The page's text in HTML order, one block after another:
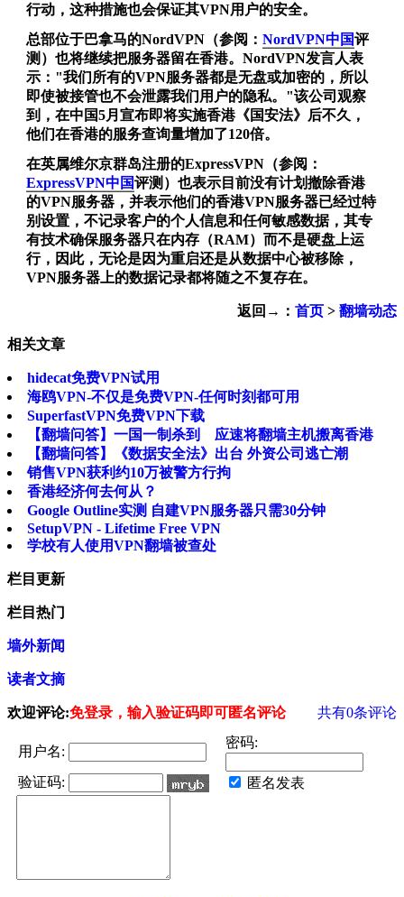
行动，这种措施也会保证其VPN用户的安全。
总部位于巴拿马的NordVPN （参阅： NordVPN中国评
测）也将继续把服务器留在香港。NordVPN发言人表
示："我们所有的VPN服务器都是无盘或加密的，所以
即使被接管也不会泄露我们用户的隐私。"该公司观察
到，在中国5月宣布即将实施香港《国安法》后不久，
他们在香港的服务查询量增加了120倍。
在英属维尔京群岛注册的ExpressVPN （参阅：
ExpressVPN中国评测）也表示目前没有计划撤除香港
的VPN服务器，并表示他们的香港VPN服务器已经过特
别设置，不记录客户的个人信息和任何敏感数据，其专
有技术确保服务器只在内存（RAM）而不是硬盘上运
行，因此，无论是因为重启还是从数据中心被移除，
VPN服务器上的数据记录都将随之不复存在。
返回→： 首页 > 翻墙动态
相关文章
hidecat免费VPN试用
海鸥VPN-不仅是免费VPN-任何时刻都可用
SuperfastVPN免费VPN下载
【翻墙问答】一国一制杀到 应速将翻墙主机搬离香港
【翻墙问答】《数据安全法》出台 外资公司逃亡潮
销售VPN获利约10万被警方行拘
香港经济何去何从？
Google Outline实测 自建VPN服务器只需30分钟
SetupVPN - Lifetime Free VPN
学校有人使用VPN翻墙被查处
栏目更新
栏目热门
墙外新闻
读者文摘
欢迎评论:免登录，输入验证码即可匿名评论 共有0条评论
用户名:
密码:
验证码: 匿名发表